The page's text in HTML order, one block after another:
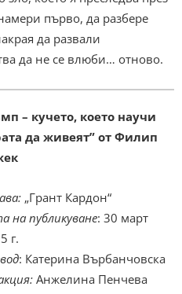
първо, да разбере
да развали
да не се влюби… отново.
– кучето, което научи
да живеят” от Филип
„Грант Кардон“
на публикуване: 30 март
г.
: Катерина Върбанчовска
Анжелина Пенчева